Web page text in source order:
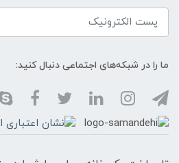
ما را در شبکه‌های اجتماعی دنبال کنید: